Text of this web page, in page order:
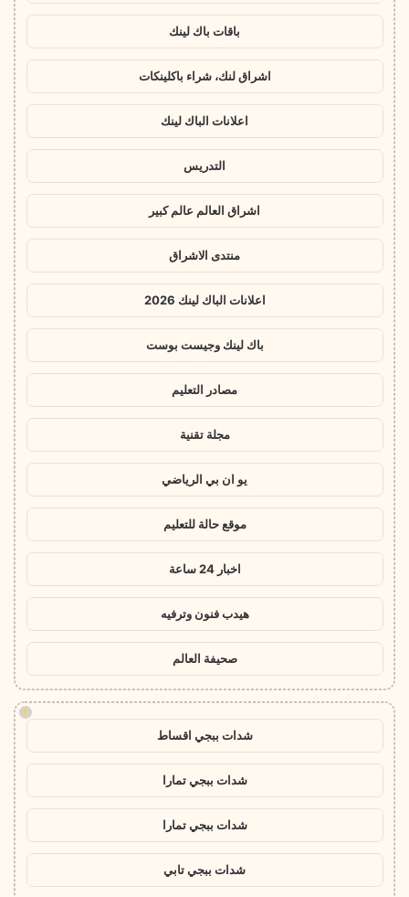
باقات باك لينك
اشراق لنك، شراء باكلينكات
اعلانات الباك لينك
التدريس
اشراق العالم عالم كبير
منتدى الاشراق
اعلانات الباك لينك 2026
باك لينك وجيست بوست
مصادر التعليم
مجلة تقنية
يو ان بي الرياضي
موقع حالة للتعليم
اخبار 24 ساعة
هيدب فنون وترفيه
صحيفة العالم
!
شدات ببجي اقساط
شدات ببجي تمارا
شدات ببجي تمارا
شدات ببجي تابي